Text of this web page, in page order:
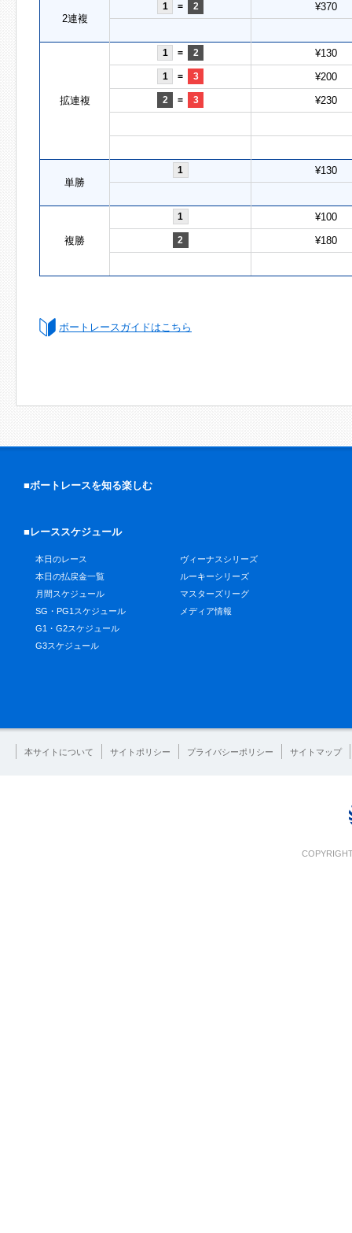
2連複
1 = 2 ¥370
拡連複
1 = 2 ¥130
1 = 3 ¥200
2 = 3 ¥230
単勝
1 ¥130
複勝
1 ¥100
2 ¥180
ボートレースガイドはこちら
■ボートレースを知る楽しむ
■レーススケジュール
本日のレース
本日の払戻金一覧
月間スケジュール
SG・PG1スケジュール
G1・G2スケジュール
G3スケジュール
ヴィーナスシリーズ
ルーキーシリーズ
マスターズリーグ
メディア情報
本サイトについて サイトポリシー プライバシーポリシー サイトマップ